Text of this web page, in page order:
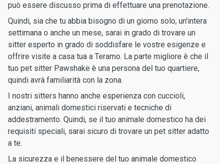
può essere discusso prima di effettuare una prenotazione.
Quindi, sia che tu abbia bisogno di un giorno solo, un'intera
settimana o anche un mese, sarai in grado di trovare un
sitter esperto in grado di soddisfare le vostre esigenze e
offrire visite a casa tua a Teramo. La parte migliore è che il
tuo pet sitter Pawshake è una persona del tuo quartiere,
quindi avrà familiarità con la zona.
I nostri sitters hanno anche esperienza con cuccioli,
anziani, animali domestici riservati e tecniche di
addestramento. Quindi, se il tuo animale domestico ha dei
requisiti speciali, sarai sicuro di trovare un pet sitter adatto
a te.
La sicurezza e il benessere del tuo animale domestico